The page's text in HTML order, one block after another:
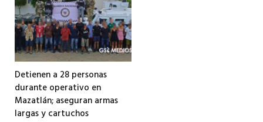
Detienen a 28 personas
durante operativo en
Mazatlán; aseguran armas
largas y cartuchos